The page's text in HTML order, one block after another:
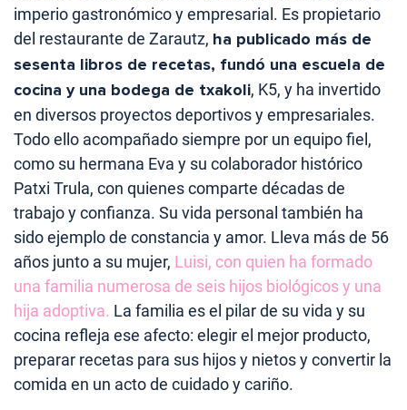
imperio gastronómico y empresarial. Es propietario
del restaurante de Zarautz, ha publicado más de
sesenta libros de recetas, fundó una escuela de
cocina y una bodega de txakoli, K5, y ha invertido
en diversos proyectos deportivos y empresariales.
Todo ello acompañado siempre por un equipo fiel,
como su hermana Eva y su colaborador histórico
Patxi Trula, con quienes comparte décadas de
trabajo y confianza. Su vida personal también ha
sido ejemplo de constancia y amor. Lleva más de 56
años junto a su mujer, Luisi, con quien ha formado
una familia numerosa de seis hijos biológicos y una
hija adoptiva. La familia es el pilar de su vida y su
cocina refleja ese afecto: elegir el mejor producto,
preparar recetas para sus hijos y nietos y convertir la
comida en un acto de cuidado y cariño.